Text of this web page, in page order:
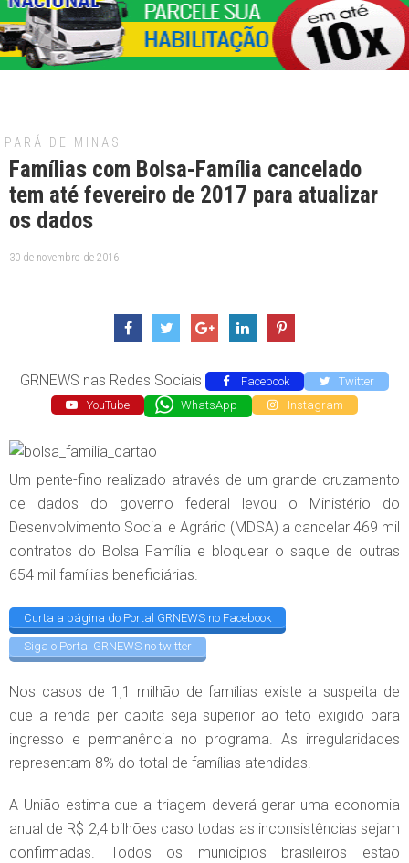
PARÁ DE MINAS
Famílias com Bolsa-Família cancelado
tem até fevereiro de 2017 para atualizar
os dados
30 de novembro de 2016
GRNEWS nas Redes Sociais Facebook
Twitter
YouTube
WhatsApp Instagram
Um pente-fino realizado através de um grande cruzamento
de dados do governo federal levou o Ministério do
Desenvolvimento Social e Agrário (MDSA) a cancelar 469 mil
contratos do Bolsa Família e bloquear o saque de outras
654 mil famílias beneficiárias.
Curta a página do Portal GRNEWS no Facebook
Siga o Portal GRNEWS no twitter
Nos casos de 1,1 milhão de famílias existe a suspeita de
que a renda per capita seja superior ao teto exigido para
ingresso e permanência no programa. As irregularidades
representam 8% do total de famílias atendidas.
A União estima que a triagem deverá gerar uma economia
anual de R$ 2,4 bilhões caso todas as inconsistências sejam
confirmadas. Todos os municípios brasileiros estão